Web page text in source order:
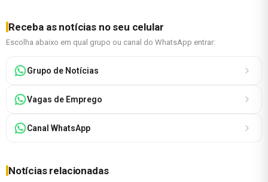
Receba as notícias no seu celular
Escolha abaixo em qual grupo ou canal do WhatsApp entrar:
Grupo de Notícias
Vagas de Emprego
Canal WhatsApp
Notícias relacionadas